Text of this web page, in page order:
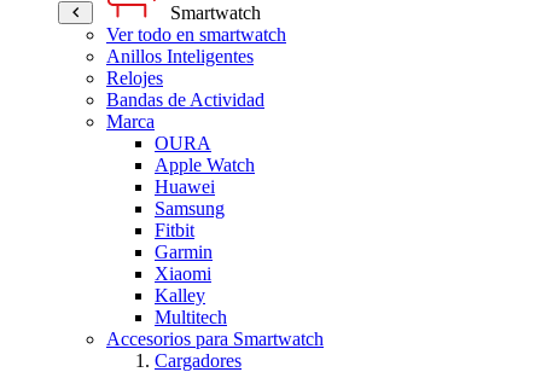
Smartwatch
Ver todo en smartwatch
Anillos Inteligentes
Relojes
Bandas de Actividad
Marca
OURA
Apple Watch
Huawei
Samsung
Fitbit
Garmin
Xiaomi
Kalley
Multitech
Accesorios para Smartwatch
Cargadores